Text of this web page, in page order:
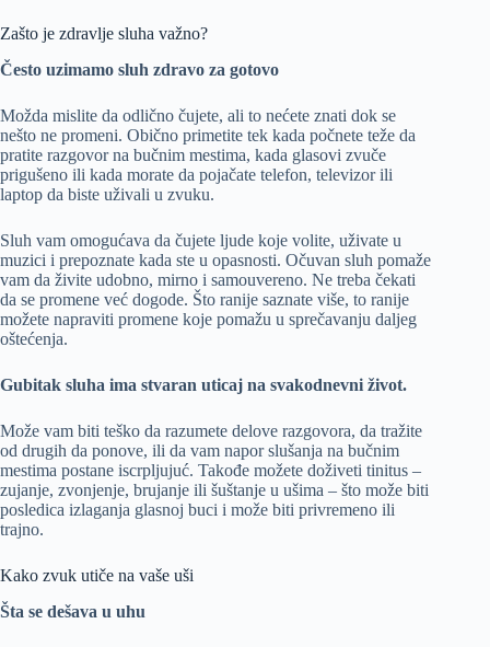
Zašto je zdravlje sluha važno?
Često uzimamo sluh zdravo za gotovo
Možda mislite da odlično čujete, ali to nećete znati dok se
nešto ne promeni. Obično primetite tek kada počnete teže da
pratite razgovor na bučnim mestima, kada glasovi zvuče
prigušeno ili kada morate da pojačate telefon, televizor ili
laptop da biste uživali u zvuku.
Sluh vam omogućava da čujete ljude koje volite, uživate u
muzici i prepoznate kada ste u opasnosti. Očuvan sluh pomaže
vam da živite udobno, mirno i samouvereno. Ne treba čekati
da se promene već dogode. Što ranije saznate više, to ranije
možete napraviti promene koje pomažu u sprečavanju daljeg
oštećenja.
Gubitak sluha ima stvaran uticaj na svakodnevni život.
Može vam biti teško da razumete delove razgovora, da tražite
od drugih da ponove, ili da vam napor slušanja na bučnim
mestima postane iscrpljujuć. Takođe možete doživeti tinitus –
zujanje, zvonjenje, brujanje ili šuštanje u ušima – što može biti
posledica izlaganja glasnoj buci i može biti privremeno ili
trajno.
Kako zvuk utiče na vaše uši
Šta se dešava u uhu